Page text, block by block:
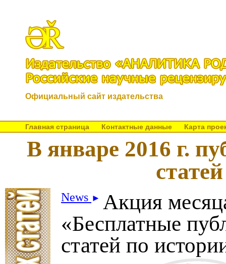
Официальный сайт издательства
Главная страница Контактные данные Карта
В январе 2016 г.
News ► Акция
«Бесплатные
статей по